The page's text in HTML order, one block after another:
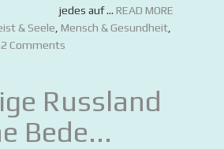
jedes auf ... READ MORE
& Seele Mensch & Gesundheit
2 Comments
Russland
Bede...